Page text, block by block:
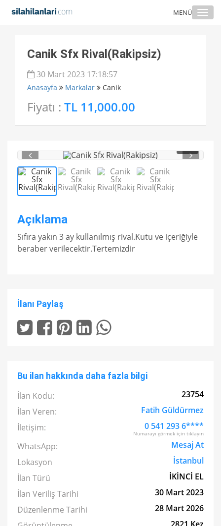
MENÜ
Canik Sfx Rival(Rakipsiz)
30 Mart 2023 17:18:57
Anasayfa Markalar Canik
Fiyatı : TL 11,000.00
1/ 4
Açıklama
Sıfıra yakın 3 ay kullanılmış rival.Kutu ve içeriğiyle
beraber verilecektir.Tertemizdir
İlanı Paylaş
Bu ilan hakkında daha fazla bilgi
İlan Kodu:
23754
İlan Veren:
Fatih Güldürmez
İletişim:
0 541 293 6****
Numarayı görmek için tıklayın
WhatsApp:
Mesaj At
Lokasyon
İstanbul
İlan Türü
İKİNCİ EL
İlan Veriliş Tarihi
30 Mart 2023
Düzenlenme Tarihi
28 Mart 2026